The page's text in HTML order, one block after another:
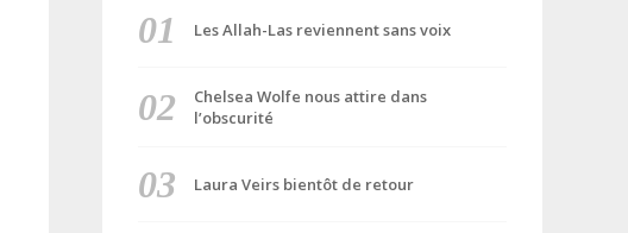
Les Allah-Las reviennent sans voix
Chelsea Wolfe nous attire dans
l’obscurité
Laura Veirs bientôt de retour